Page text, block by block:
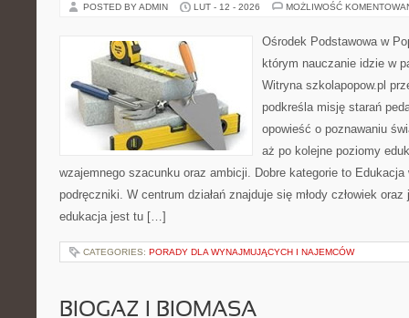
POSTED BY ADMIN LUT - 12 - 2026 MOŻLIWOŚĆ
Ośrodek Podstawowa w
którym nauczanie idzie w
Witryna szkolapopow.pl
podkreśla misję starań
opowieść o poznawaniu
aż po kolejne poziomy
wzajemnego szacunku oraz ambicji. Dobre kategorie to
podręczniki. W centrum działań znajduje się młody człowiek
edukacja jest tu […]
CATEGORIES: PORADY DLA WYNAJMUJĄCYCH I NAJEMCÓW
BIOGAZ I BIOMASA